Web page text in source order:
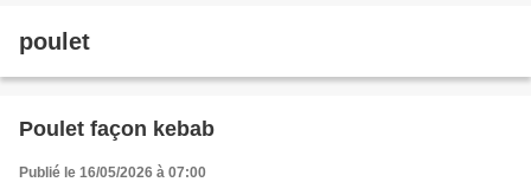
poulet
Poulet façon kebab
Publié le 16/05/2026 à 07:00